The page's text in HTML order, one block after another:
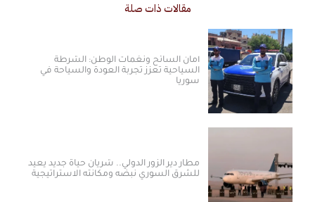
مقالات ذات صلة
أمان السائح ونغمات الوطن: الشرطة
السياحية تعزز تجربة العودة والسياحة في
سوريا
مطار دير الزور الدولي.. شريان حياة جديد يعيد
للشرق السوري نبضه ومكانته الاستراتيجية